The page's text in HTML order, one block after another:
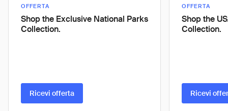
OFFERTA
Shop the Exclusive National Parks
Collection.
Ricevi offerta
OFFERTA
Shop the
Collection.
Ricevi